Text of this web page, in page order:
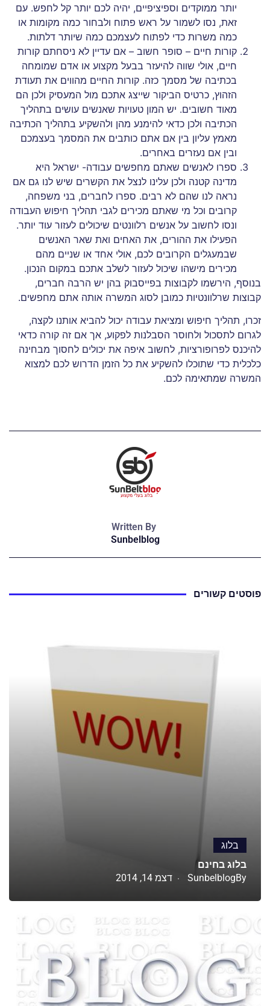
יותר ממוקדים וספיציפיים, יהיה לכם יותר קל לחפש. עם
זאת, נסו לשמור על ראש פתוח ולבחור כמה מקומות או
כמה משרות כדי לפתוח לעצמכם כמה שיותר דלתות.
קורות חיים – סופר חשוב – אם עדיין לא ניסחתם קורות
חיים, אולי שווה להיעזר בבעל מקצוע או אדם שמומחה
בכתיבה של מסמך כזה. קורות החיים מהווים את תעודת
הזהוץ, כרטיס הביקור שייצג אתכם מול המעסיק ולכן הם
מאוד חשובים. יש המון טעויות שאנשים עושים בתהליך
הכתיבה ולכן כדאי להימנע מהן ולהשקיע בתהליך הכתיבה
מאמץ עליון בין אם אתם כותבים את המסמך בעצמכם
ובין אם נעזרים באחרים.
ספרו לאנשים שאתם מחפשים עבודה- ישראל היא
מדינה קטנה ולכן עלינו לנצל את הקשרים שיש לנו גם אם
נראה לנו שהם לא רבים. ספרו לחברים, בני משפחה,
קרובים וכל מי שאתם מכירים לגבי תהליך חיפוש העבודה
ונסו לחשוב על אנשים רלוונטים שיכולים לעזור עוד יותר.
הפעילו את ההורים, את האחים ואת שאר האנשים
שבמעגלים הקרובים לכם, אולי אחד או שניים מהם
מכירים מישהו שיכול לעזור לשלב אתכם במקום הנכון.
בנוסף, הירשמו לקבוצות בפייסבוק בהן יש הרבה חברים,
קבוצות שרלוונטיות כמובן לסוג המשרה אותה אתם מחפשים.
זכרו, תהליך חיפוש ומציאת עבודה יכול להביא אותנו לקצה,
לגרום לתסכול ולחוסר הסבלנות לפקוע, אך אם זה קורה כדאי
להיכנס לפרופורציות, לחשוב איפה את יכולים לחסוך מבחינה
כלכלית כדי שתוכלו להשקיע את כל הזמן הדרוש לכם למצוא
המשרה שמתאימה לכם.
Written By
Sunbelblog
פוסטים קשורים
בלוג
בלוג בחינם
By
Sunbelblog דצמ 14, 2014